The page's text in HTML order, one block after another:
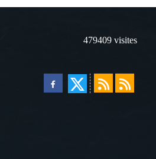
479409 visites